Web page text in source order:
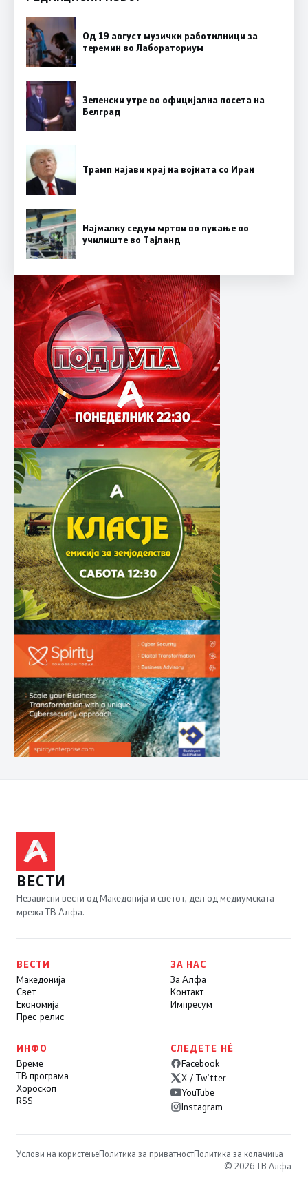
Од 19 август музички работилници за
теремин во Лабораториум
Зеленски утре во официјална посета на
Белград
Трамп најави крај на војната со Иран
Најмалку седум мртви во пукање во
училиште во Тајланд
ВЕСТИ
Независни вести од Македонија и светот, дел од медиумската
мрежа ТВ Алфа.
ВЕСТИ
Македонија
Свет
Економија
Прес-релис
ЗА НАС
За Алфа
Контакт
Импресум
ИНФО
Време
ТВ програма
Хороскоп
RSS
СЛЕДЕТЕ НÉ
Facebook
X / Twitter
YouTube
Instagram
Услови на користењеПолитика за приватностПолитика за колачиња
© 2026 ТВ Алфа